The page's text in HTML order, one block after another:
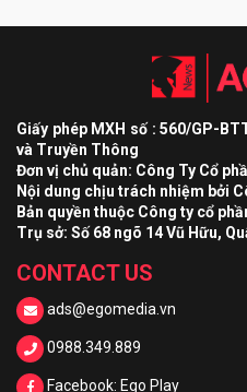
Giấy phép MXH số : 560/GP-
và Truyền Thông
Đơn vị chủ quản: Công Ty Cổ
Nội dung chịu trách nhiệm bởi
Bản quyền thuộc Công ty cổ
Trụ sở: Số 68 ngõ 14 Vũ Hữu,
CONTACT US
ads@egomedia.vn
0988.349.889
Facebook: Ego Play